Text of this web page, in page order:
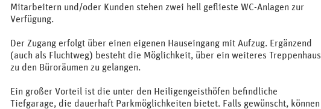
Mitarbeitern und/oder Kunden stehen zwei hell geflieste WC-Anlagen zur
Verfügung.
Der Zugang erfolgt über einen eigenen Hauseingang mit Aufzug. Ergänzend
(auch als Fluchtweg) besteht die Möglichkeit, über ein weiteres Treppenhaus
zu den Büroräumen zu gelangen.
Ein großer Vorteil ist die unter den Heiligengeisthöfen befindliche
Tiefgarage, die dauerhaft Parkmöglichkeiten bietet. Falls gewünscht, können